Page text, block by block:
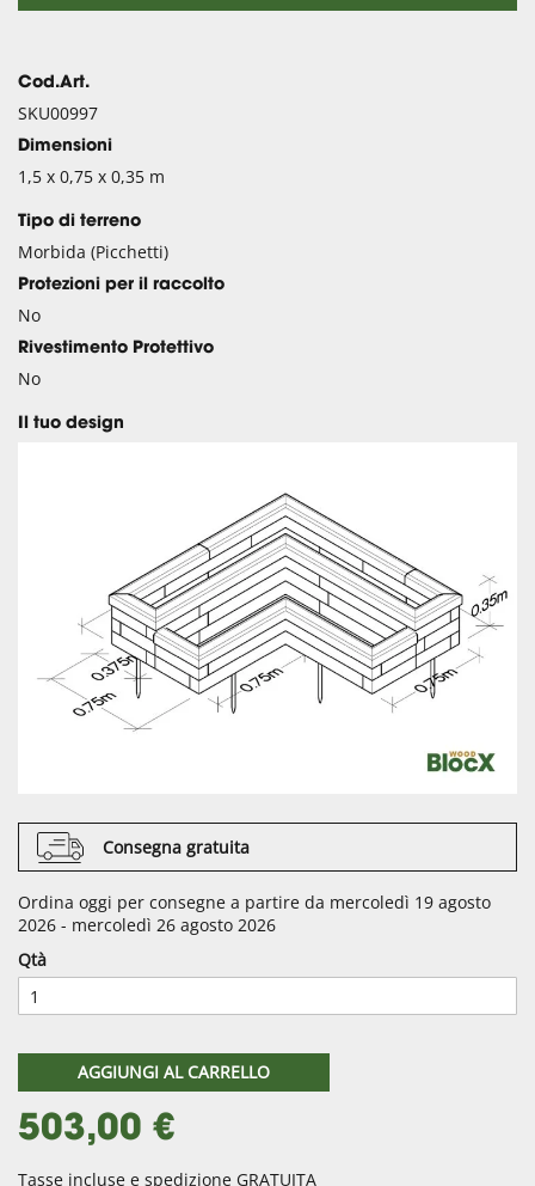
Cod.Art.
SKU00997
Dimensioni
1,5 x 0,75 x 0,35 m
Tipo di terreno
Morbida (Picchetti)
Protezioni per il raccolto
No
Rivestimento Protettivo
No
Il tuo design
Consegna gratuita
Ordina oggi per consegne a partire da mercoledì 19 agosto
2026 - mercoledì 26 agosto 2026
Qtà
AGGIUNGI AL CARRELLO
503,00 €
Tasse incluse e spedizione GRATUITA